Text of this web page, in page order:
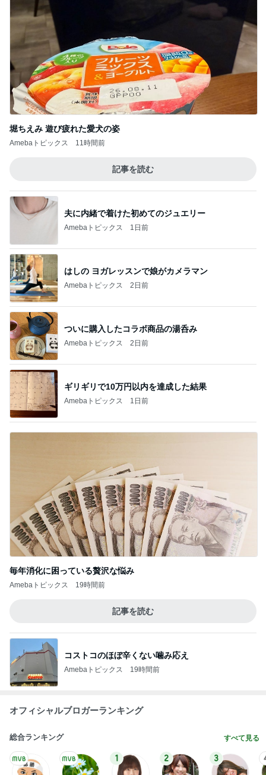
堀ちえみ 遊び疲れた愛犬の姿
Amebaトピックス 11時間前
記事を読む
夫に内緒で着けた初めてのジュエリー
Amebaトピックス 1日前
はしの ヨガレッスンで娘がカメラマン
Amebaトピックス 2日前
ついに購入したコラボ商品の湯呑み
Amebaトピックス 2日前
ギリギリで10万円以内を達成した結果
Amebaトピックス 1日前
毎年消化に困っている贅沢な悩み
Amebaトピックス 19時間前
記事を読む
コストコのほぼ辛くない噛み応え
Amebaトピックス 19時間前
オフィシャルブロガーランキング
総合ランキング すべて見る
1 2 3